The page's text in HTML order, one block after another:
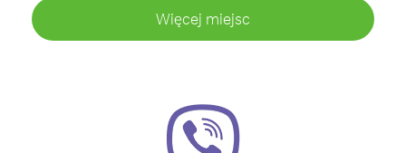
Więcej miejsc